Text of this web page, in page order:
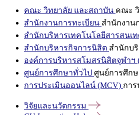
คณะ วิทยาลัย และสถาบัน คณะ
สำนักงานการทะเบียน สำนักงาน
สำนักบริหารเทคโนโลยีสารสนเ
สำนักบริหารกิจการนิสิต สำนักบ
องค์การบริหารสโมสรนิสิตจุฬาฯ
ศูนย์การศึกษาทั่วไป ศูนย์การศึกษ
การประเมินออนไลน์ (MCV) กา
วิจัยและนวัตกรรม